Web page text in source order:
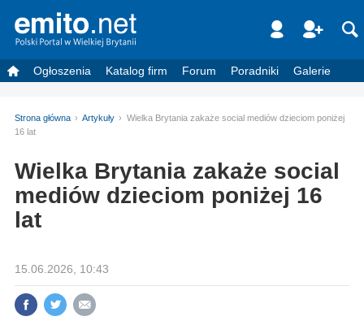
Ogłoszenia Katalog firm Forum Poradniki Galerie
Strona główna Artykuły
Wielka Brytania zakaże social mediów dzieciom poniżej
16 lat
Wielka Brytania zakaże social
mediów dzieciom poniżej 16
lat
15.06.2026, 10:43